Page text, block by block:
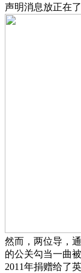
声明消息放正在
然而，两位导，
的公关勾当一曲
2011年捐赠给了